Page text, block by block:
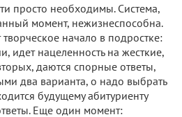
просто необходимы. Система,
момент, нежизнеспособна.
начало в подростке:
идет нацеленность на жесткие,
даются спорные ответы,
два варианта, о надо выбрать
будущему абитуриенту
Еще один момент: